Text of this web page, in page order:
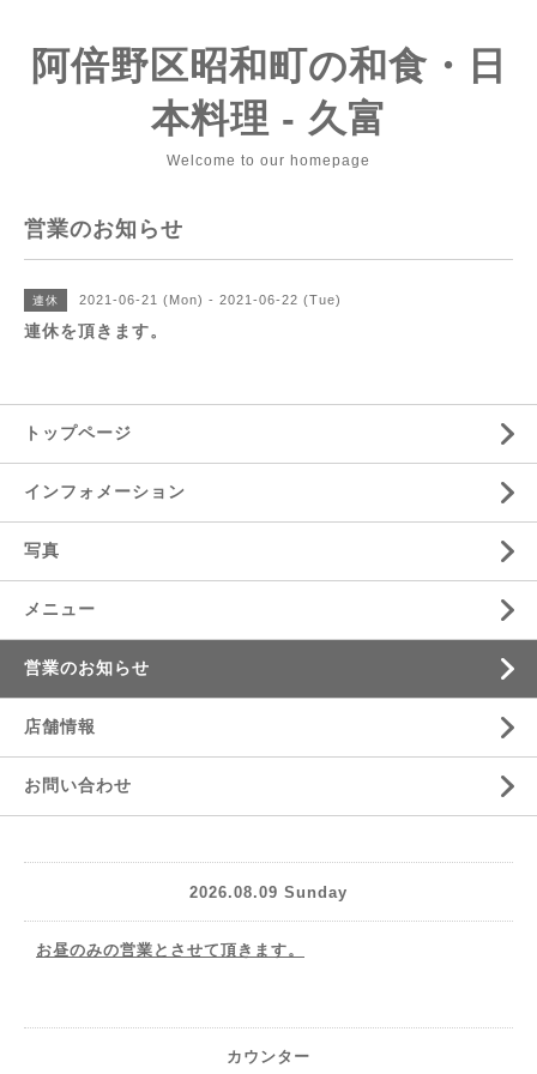
阿倍野区昭和町の和食・日
本料理 - 久富
Welcome to our homepage
営業のお知らせ
連休 2021-06-21 (Mon) - 2021-06-22 (Tue)
連休を頂きます。
トップページ
インフォメーション
写真
メニュー
営業のお知らせ
店舗情報
お問い合わせ
2026.08.09 Sunday
お昼のみの営業とさせて頂きます。
カウンター